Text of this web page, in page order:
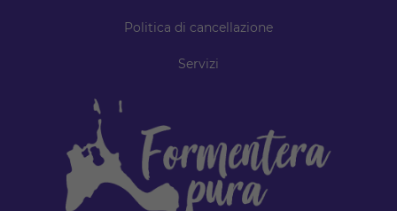
Politica di cancellazione
Servizi